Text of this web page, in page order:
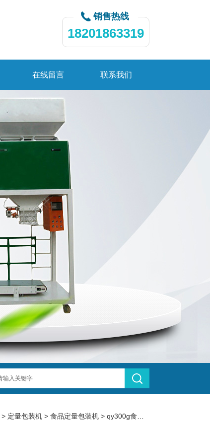
销售热线
18201863319
在线留言 联系我们
> 定量包装机 > 食品定量包装机 > qy300g食盐背封食品定量包装机生产商